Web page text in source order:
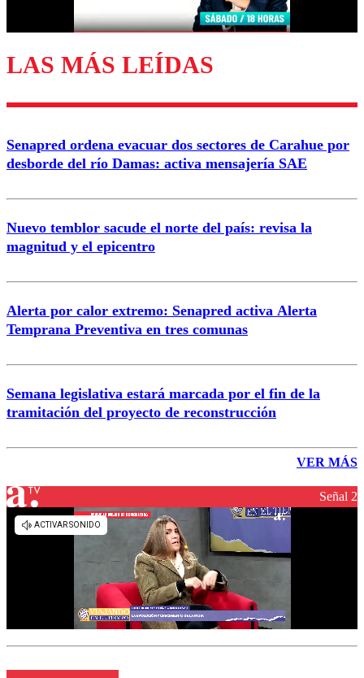
Enviar comentario
LAS MÁS LEÍDAS
Senapred ordena evacuar dos sectores de Carahue por
desborde del río Damas: activa mensajería SAE
Nuevo temblor sacude el norte del país: revisa la
magnitud y el epicentro
Alerta por calor extremo: Senapred activa Alerta
Temprana Preventiva en tres comunas
Semana legislativa estará marcada por el fin de la
tramitación del proyecto de reconstrucción
VER MÁS
Señal 2